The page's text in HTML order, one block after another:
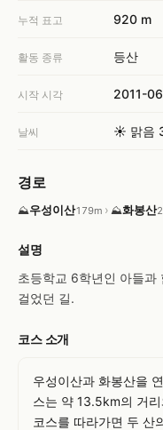
누적 표고 920 m
활동 종류 등산
시작 시각 2011-
날씨 ☀️ 맑음
경로
⛰우성이산179m › ⛰화봉산
설명
초등학교 6학년인 아들과
걸었던 길.
코스 소개
우성이산과 화봉산을
스는 약 13.5km의 거
코스를 따라가면 두 산